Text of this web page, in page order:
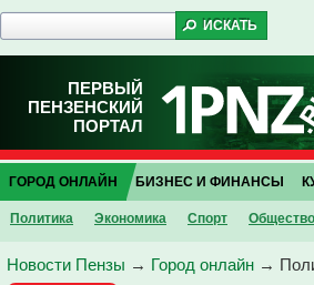
ПЕРВЫЙ
ПЕНЗЕНСКИЙ
ПОРТАЛ
ГОРОД ОНЛАЙН
Политика Экономика Спорт Общество
БИЗНЕС И ФИНАНСЫ
Новости Пензы → Город онлайн →